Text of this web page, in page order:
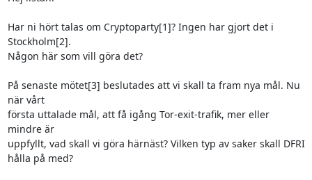
Har ni hört talas om Cryptoparty[1]? Ingen har gjort det i
Stockholm[2].
Någon här som vill göra det?
På senaste mötet[3] beslutades att vi skall ta fram nya mål. Nu
när vårt
första uttalade mål, att få igång Tor-exit-trafik, mer eller
mindre är
uppfyllt, vad skall vi göra härnäst? Vilken typ av saker skall DFRI
hålla på med?